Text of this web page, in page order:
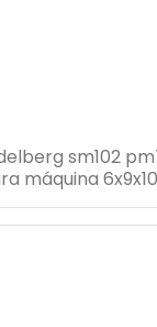
sm102
máquina